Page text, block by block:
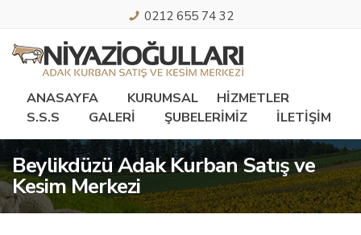
0212 655 74 32
ANASAYFA KURUMSAL
HİZMETLER
S.S.S
GALERİ ŞUBELERİMİZ İLETİŞİM
Beylikdüzü Adak Kurban Satış ve
Kesim Merkezi